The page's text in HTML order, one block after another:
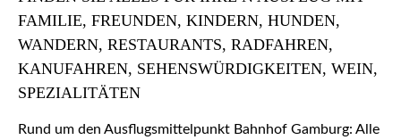
FAMILIE, FREUNDEN, KINDERN, HUNDEN,
WANDERN, RESTAURANTS, RADFAHREN,
KANUFAHREN, SEHENSWÜRDIGKEITEN, WEIN,
SPEZIALITÄTEN
Rund um den Ausflugsmittelpunkt Bahnhof Gamburg: Alle